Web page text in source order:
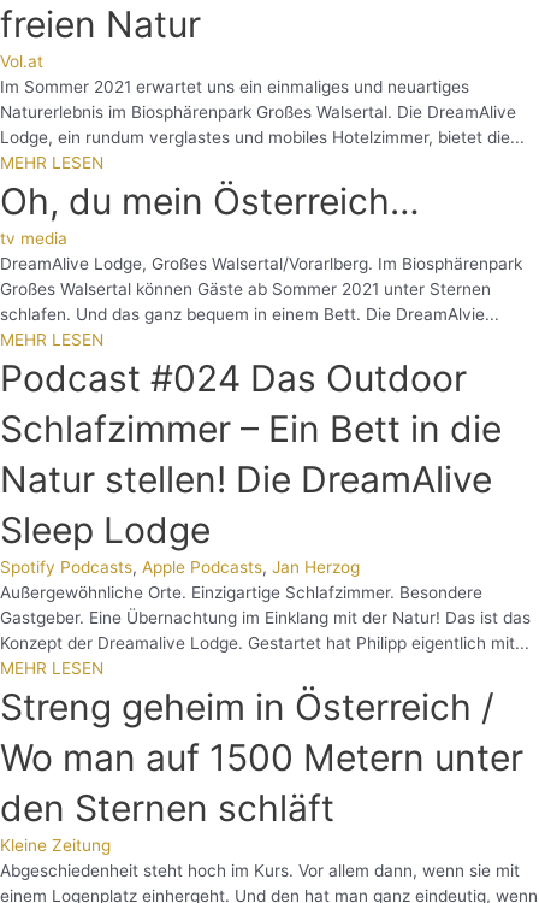
freien Natur
Vol.at
Im Sommer 2021 erwartet uns ein einmaliges und neuartiges
Naturerlebnis im Biosphärenpark Großes Walsertal. Die DreamAlive
Lodge, ein rundum verglastes und mobiles Hotelzimmer, bietet die...
MEHR LESEN
Oh, du mein Österreich…
tv media
DreamAlive Lodge, Großes Walsertal/Vorarlberg. Im Biosphärenpark
Großes Walsertal können Gäste ab Sommer 2021 unter Sternen
schlafen. Und das ganz bequem in einem Bett. Die DreamAlvie...
MEHR LESEN
Podcast #024 Das Outdoor
Schlafzimmer – Ein Bett in die
Natur stellen! Die DreamAlive
Sleep Lodge
Spotify Podcasts, Apple Podcasts, Jan Herzog
Außergewöhnliche Orte. Einzigartige Schlafzimmer. Besondere
Gastgeber. Eine Übernachtung im Einklang mit der Natur! Das ist das
Konzept der Dreamalive Lodge. Gestartet hat Philipp eigentlich mit...
MEHR LESEN
Streng geheim in Österreich /
Wo man auf 1500 Metern unter
den Sternen schläft
Kleine Zeitung
Abgeschiedenheit steht hoch im Kurs. Vor allem dann, wenn sie mit
einem Logenplatz einhergeht. Und den hat man ganz eindeutig, wenn